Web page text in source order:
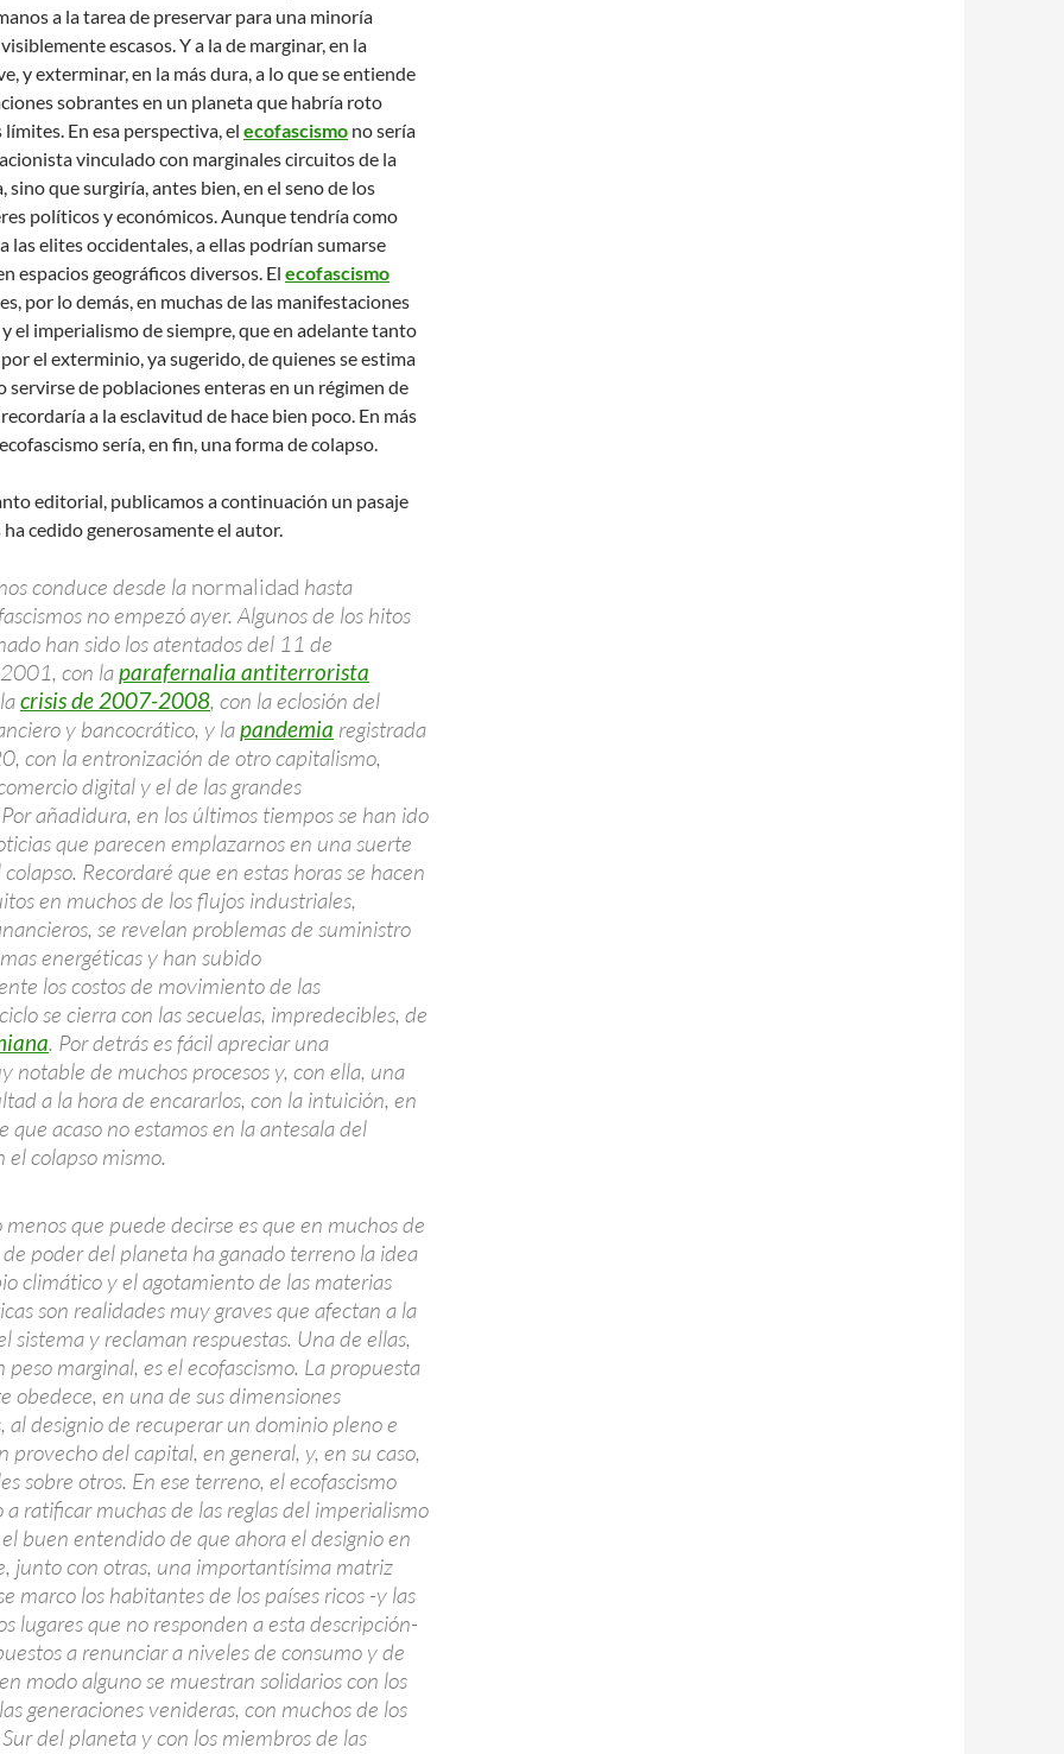
a la tarea de preservar para una minoría
escasos. Y a la de marginar, en la
y exterminar, en la más dura, a lo que se entiende
sobrantes en un planeta que habría roto
En esa perspectiva, el ecofascismo no sería
vinculado con marginales circuitos de la
sino que surgiría, antes bien, en el seno de los
políticos y económicos. Aunque tendría como
las elites occidentales, a ellas podrían sumarse
espacios geográficos diversos. El ecofascismo
por lo demás, en muchas de las manifestaciones
el imperialismo de siempre, que en adelante tanto
el exterminio, ya sugerido, de quienes se estima
servirse de poblaciones enteras en un régimen de
a la esclavitud de hace bien poco. En más
sería, en fin, una forma de colapso.
editorial, publicamos a continuación un pasaje
cedido generosamente el autor.
conduce desde la normalidad hasta
no empezó ayer. Algunos de los hitos
han sido los atentados del 11 de
con laparafernalia antiterrorista
crisis de 2007-2008, con la eclosión del
y bancocrático, y lapandemia registrada
con la entronización de otro capitalismo,
digital y el de las grandes
añadidura, en los últimos tiempos se han ido
que parecen emplazarnos en una suerte
Recordaré que en estas horas se hacen
en muchos de los flujos industriales,
se revelan problemas de suministro
energéticas y han subido
los costos de movimiento de las
se cierra con las secuelas, impredecibles, de
. Por detrás es fácil apreciar una
notable de muchos procesos y, con ella, una
a la hora de encararlos, con la intuición, en
que acaso no estamos en la antesala del
el colapso mismo.
menos que puede decirse es que en muchos de
poder del planeta ha ganado terreno la idea
climático y el agotamiento de las materias
son realidades muy graves que afectan a la
sistema y reclaman respuestas. Una de ellas,
marginal, es el ecofascismo. La propuesta
obedece, en una de sus dimensiones
al designio de recuperar un dominio pleno e
provecho del capital, en general, y, en su caso,
sobre otros. En ese terreno, el ecofascismo
a ratificar muchas de las reglas del imperialismo
buen entendido de que ahora el designio en
junto con otras, una importantísima matriz
marco los habitantes de los países ricos -y las
lugares que no responden a esta descripción-
a renunciar a niveles de consumo y de
modo alguno se muestran solidarios con los
generaciones venideras, con muchos de los
del planeta y con los miembros de las